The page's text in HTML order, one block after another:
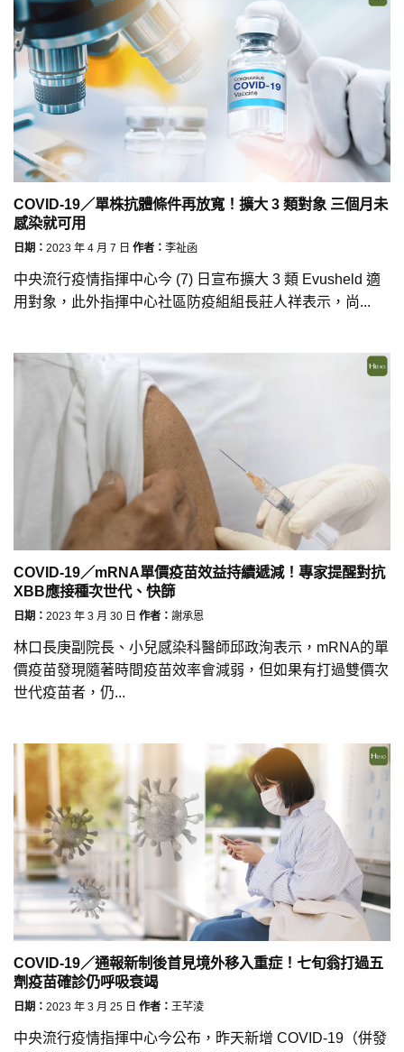
COVID-19／單株抗體條件再放寬！擴大 3 類對象 三個月未
感染就可用
日期： 2023 年 4 月 7 日 作者： 李祉函
中央流行疫情指揮中心今 (7) 日宣布擴大 3 類 Evusheld 適
用對象，此外指揮中心社區防疫組組長莊人祥表示，尚...
COVID-19／mRNA單價疫苗效益持續遞減！專家提醒對抗
XBB應接種次世代、快篩
日期： 2023 年 3 月 30 日 作者： 謝承恩
林口長庚副院長、小兒感染科醫師邱政洵表示，mRNA的單
價疫苗發現隨著時間疫苗效率會減弱，但如果有打過雙價次
世代疫苗者，仍...
COVID-19／通報新制後首見境外移入重症！七旬翁打過五
劑疫苗確診仍呼吸衰竭
日期： 2023 年 3 月 25 日 作者： 王芊淩
中央流行疫情指揮中心今公布，昨天新增 COVID-19（併發